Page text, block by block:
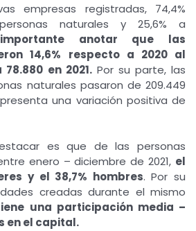
empresas registradas, 74,4%
naturales y 25,6% a
anotar que las
14,6% respecto a 2020 al
en 2021.Por su parte, las
naturales pasaron de 209.449
una variación positiva de
es que de las personas
enero – diciembre de 2021, el
y el 38,7% hombres. Por su
creadas durante el mismo
una participación media –
en el capital.